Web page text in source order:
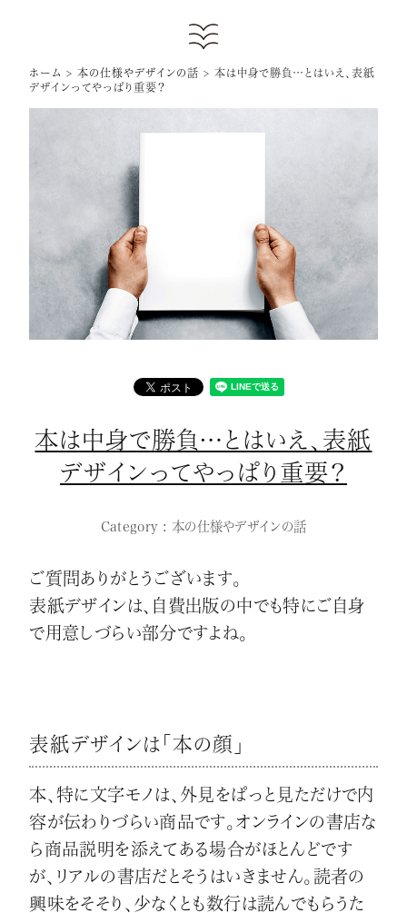
ホーム > 本の仕様やデザインの話 > 本は中身で勝負…とはいえ、表紙
デザインってやっぱり重要？
Category : 本の仕様やデザインの話
本は中身で勝負…とはいえ、表紙
デザインってやっぱり重要？
ご質問ありがとうございます。
表紙デザインは、自費出版の中でも特にご自身
で用意しづらい部分ですよね。
表紙デザインは「本の顔」
本、特に文字モノは、外見をぱっと見ただけで内
容が伝わりづらい商品です。オンラインの書店な
ら商品説明を添えてある場合がほとんどです
が、リアルの書店だとそうはいきません。読者の
興味をそそり、少なくとも数行は読んでもらうた